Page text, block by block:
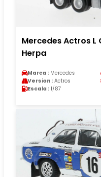
Mercedes Actros L
Herpa
Marca : Mercedes
Version : Actros
Escala : 1/87